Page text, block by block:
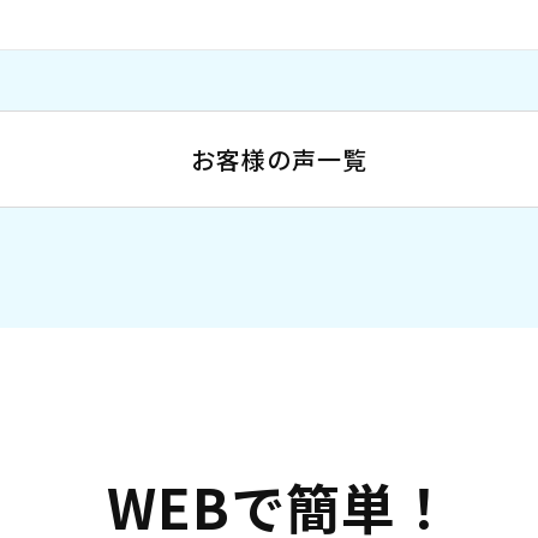
お客様の声一覧
WEBで簡単！